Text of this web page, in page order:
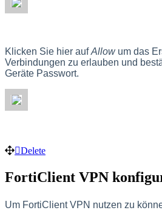
Klicken Sie hier aufAllow um das
Verbindungen zu erlauben und
Geräte Passwort.
Delete
FortiClient VPN
Um FortiClient VPN nutzen zu